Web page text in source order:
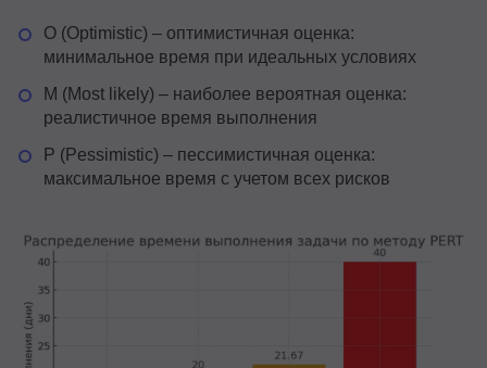
O (Optimistic) – оптимистичная оценка:
минимальное время при идеальных условиях
M (Most likely) – наиболее вероятная оценка:
реалистичное время выполнения
P (Pessimistic) – пессимистичная оценка:
максимальное время с учетом всех рисков